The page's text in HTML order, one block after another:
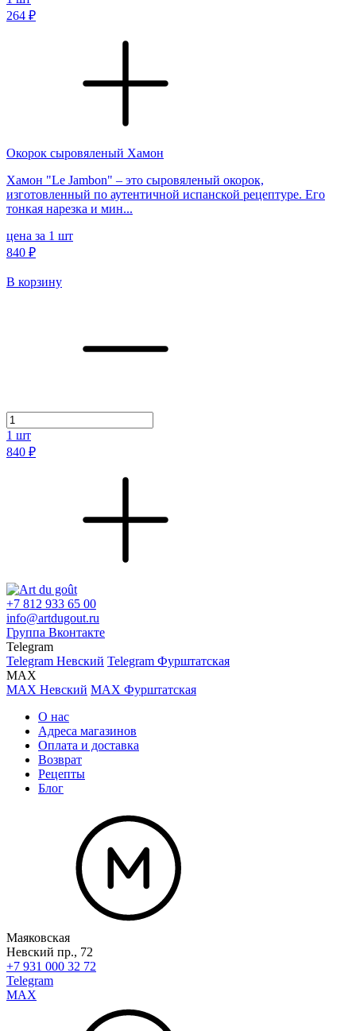
264 ₽
Окорок сыровяленый Хамон
Хамон "Le Jambon" – это сыровяленый окорок,
изготовленный по аутентичной испанской рецептуре. Его
тонкая нарезка и мин...
цена за 1 шт
840 ₽
В корзину
1 шт
840 ₽
+7 812 933 65 00
info@artdugout.ru
Группа Вконтакте
Telegram
Telegram Невский Telegram Фурштатская
MAX
MAX Невский MAX Фурштатская
О нас
Адреса магазинов
Оплата и доставка
Возврат
Рецепты
Блог
Маяковская
Невский пр., 72
+7 931 000 32 72
Telegram
MAX